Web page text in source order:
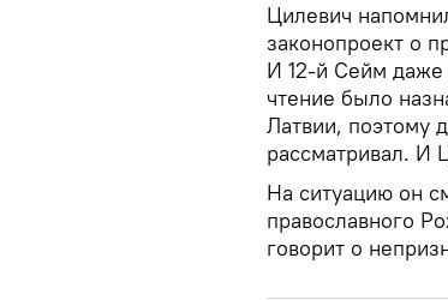
Цилевич
законопроект о
И 12-й Сейм даже
чтение было
Латвии, поэтому
рассматривал. И
На ситуацию он
православного
говорит о